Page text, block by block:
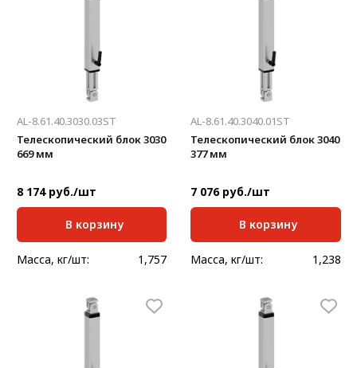
AL-8.61.40.3030.03ST
Телескопический блок 3030
669 мм
8 174 руб./шт
В корзину
Масса, кг/шт: 1,757
AL-8.61.40.3040.01ST
Телескопический блок 3040
377 мм
7 076 руб./шт
В корзину
Масса, кг/шт: 1,238